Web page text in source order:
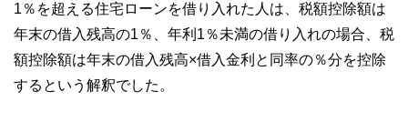
1％を超える住宅ローンを借り入れた人は、税額控除額は
年末の借入残高の1％、年利1％未満の借り入れの場合、税
額控除額は年末の借入残高×借入金利と同率の％分を控除
するという解釈でした。